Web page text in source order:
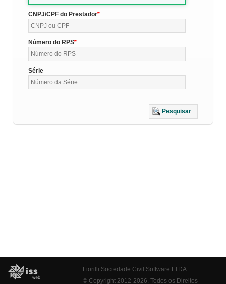
CNPJ/CPF do Prestador
Número do RPS
Série
Pesquisar
Fiorilli Sociedade Civil Software LTDA
© Copyright 2012-2026. Todos os Direitos